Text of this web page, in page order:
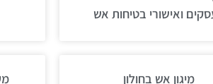
ואישורי בטיחות אש
מיגון אש בחולון